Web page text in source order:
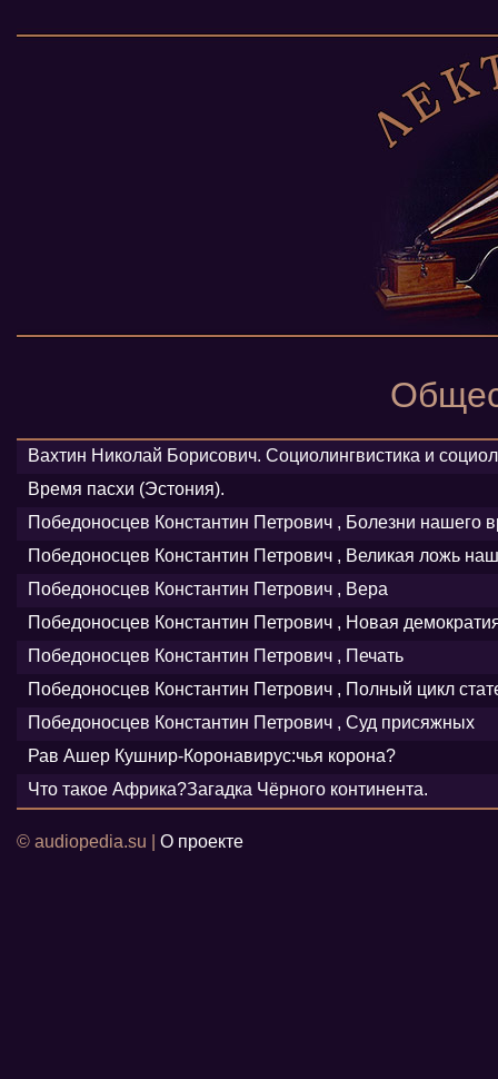
Вахтин Николай Борисович. Социолингвистика и
Время пасхи (Эстония).
Победоносцев Константин Петрович , Болезни нашего
Победоносцев Константин Петрович , Великая ложь
Победоносцев Константин Петрович , Вера
Победоносцев Константин Петрович , Новая
Победоносцев Константин Петрович , Печать
Победоносцев Константин Петрович , Полный цикл
Победоносцев Константин Петрович , Суд присяжных
Рав Ашер Кушнир-Коронавирус:чья корона?
Что такое Африка?Загадка Чёрного континента.
© audiopedia.su | О проекте